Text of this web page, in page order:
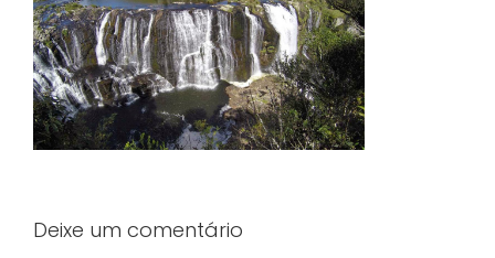
Deixe um comentário